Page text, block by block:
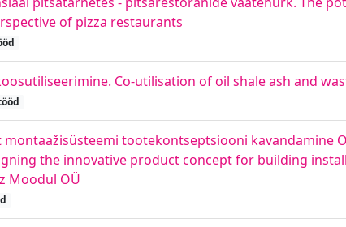
of pizza restaurants
Co-utilisation of oil shale ash and
tootekontseptsiooni kavandamine
the innovative product concept for building
Moodul OÜ